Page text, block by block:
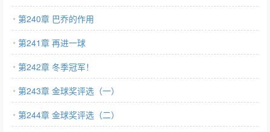
第240章 巴乔的作用
第241章 再进一球
第242章 冬季冠军！
第243章 金球奖评选（一）
第244章 金球奖评选（二）